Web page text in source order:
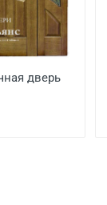
дверь